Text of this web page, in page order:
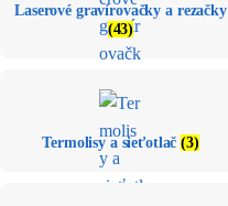
Laserové gravírovačky a rezačky
(43)
Termolisy a sieťotlač(3)